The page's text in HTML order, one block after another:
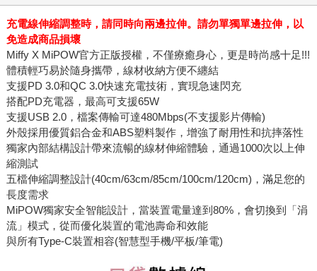
充電線伸縮調整時，請同時向兩邊拉伸。請勿單獨單邊拉伸，以
免造成商品損壞
Miffy X MiPOW官方正版授權，不僅療癒身心，更是時尚感十足!!!
體積輕巧易於隨身攜帶，線材收納方便不纏結
支援PD 3.0和QC 3.0快速充電技術，實現急速閃充
搭配PD充電器，最高可支援65W
支援USB 2.0，檔案傳輸可達480Mbps(不支援影片傳輸)
外殼採用優質鋁合金和ABS塑料製作，增強了耐用性和抗摔落性
獨家內部結構設計帶來流暢的線材伸縮體驗，通過1000次以上伸
縮測試
五檔伸縮調整設計(40cm/63cm/85cm/100cm/120cm)，滿足您的
長度需求
MiPOW獨家安全智能設計，當裝置電量達到80%，會切換到「涓
流」模式，從而優化裝置的電池壽命和效能
與所有Type-C裝置相容(智慧型手機/平板/筆電)